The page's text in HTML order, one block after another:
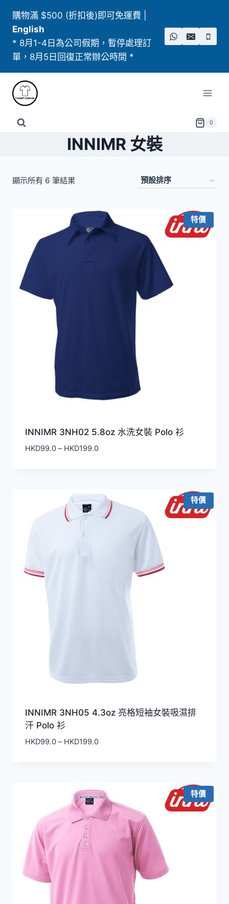
content
購物滿 $500 (折扣後)即可免運費
English
* 8月1-4日為公司假期，暫停處理訂
單，8月5日回復正常辦公時間 *
0
INNIMR 女裝
顯示所有 6 筆結果
特價
INNIMR 3NH02 5.8oz 水洗女裝 Polo 衫
HKD99.0 – HKD199.0價
HKD99.0
到
HKD199.0
特價
INNIMR 3NH05 4.3oz 亮格短袖女裝吸濕排
汗 Polo 衫
HKD99.0 – HKD199.0價
HKD99.0
到
HKD199.0
特價